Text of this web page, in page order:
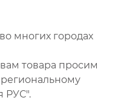
многих городах
товара просим
РУС".